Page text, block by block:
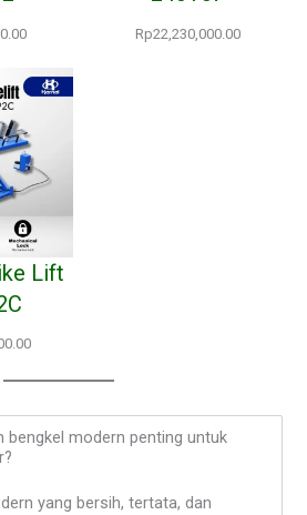
Rp22,230,000.00
Lift
bengkel modern penting untuk
yang bersih, tertata, dan